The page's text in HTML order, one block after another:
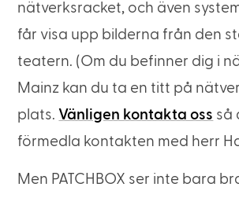
nätverksracket, och även
får visa upp bilderna från den
teatern. (Om du befinner dig i
Mainz kan du ta en titt på
plats. Vänligen kontakta oss så
förmedla kontakten med herr
Men PATCHBOX ser inte bara